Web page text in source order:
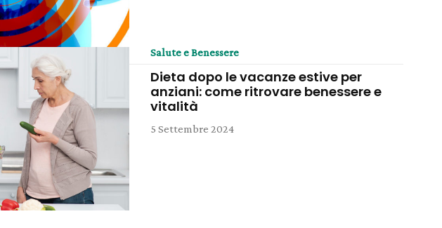
Salute e Benessere
Dieta dopo le vacanze estive per
anziani: come ritrovare benessere e
vitalità
5 Settembre 2024